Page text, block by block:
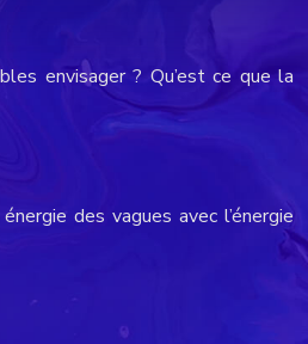
envisager ? Qu’est ce que la
des vagues avec l’énergie